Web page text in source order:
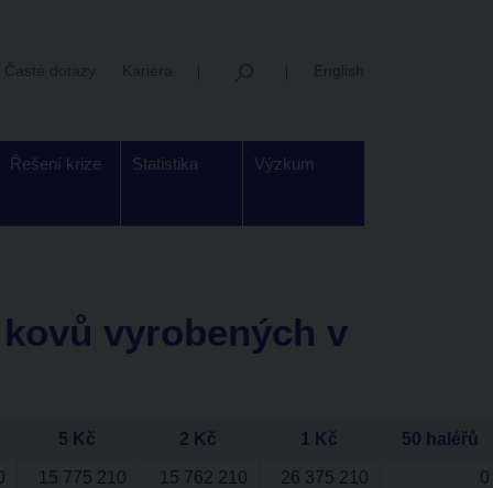
Řešení krize Statistika Výzkum
vyrobených v
5 Kč 2 Kč 1 Kč 50 haléřů
15 775 210 15 762 210 26 375 210 0